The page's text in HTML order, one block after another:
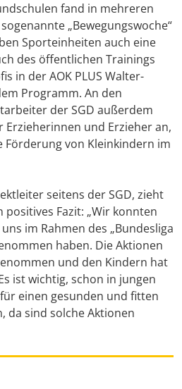
fand in mehreren
„Bewegungswoche“
Sporteinheiten auch eine
des öffentlichen Trainings
in der AOK PLUS Walter-
Programm. An den
der SGD außerdem
und Erzieher an,
Förderung von Kleinkindern im
seitens der SGD, zieht
positives Fazit: „Wir konnten
im Rahmen des „Bundesliga
haben. Die Aktionen
und den Kindern hat
ist wichtig, schon in jungen
einen gesunden und fitten
da sind solche Aktionen